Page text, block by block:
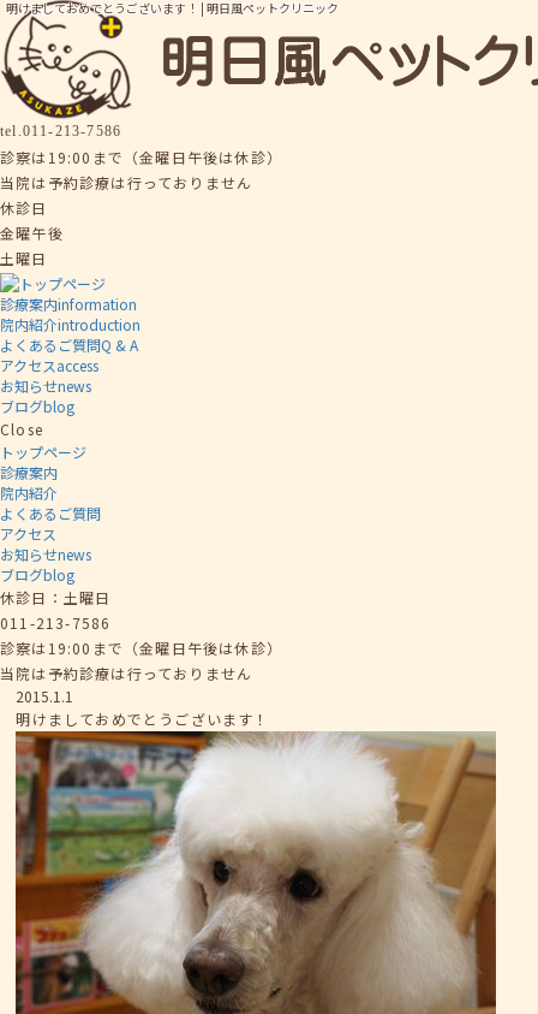
明けましておめでとうございます！ | 明日風ペットクリニック
tel.011-213-7586
診察は19:00まで（金曜日午後は休診）
当院は予約診療は行っておりません
休診日
金曜午後
土曜日
診療案内information
院内紹介introduction
よくあるご質問Q & A
アクセスaccess
お知らせnews
ブログblog
Close
トップページ
診療案内
院内紹介
よくあるご質問
アクセス
お知らせnews
ブログblog
休診日：土曜日
011-213-7586
診察は19:00まで（金曜日午後は休診）
当院は予約診療は行っておりません
2015.1.1
明けましておめでとうございます！